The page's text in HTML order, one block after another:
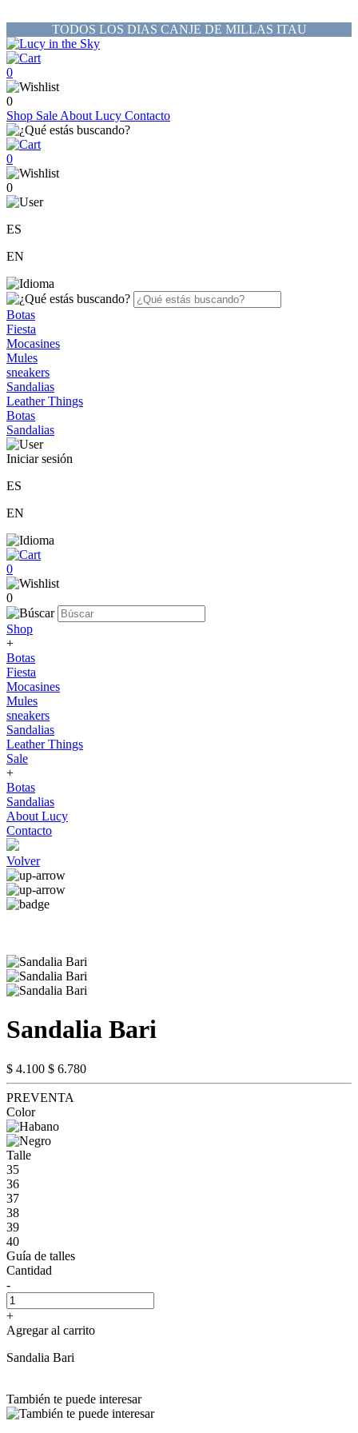
TODOS LOS DIAS CANJE DE MILLAS ITAU
0
0
Shop Sale About Lucy Contacto
0
0
ES
EN
Botas
Fiesta
Mocasines
Mules
sneakers
Sandalias
Leather Things
Botas
Sandalias
Iniciar sesión
ES
EN
0
0
Shop
+
Botas
Fiesta
Mocasines
Mules
sneakers
Sandalias
Leather Things
Sale
+
Botas
Sandalias
About Lucy
Contacto
Volver
Sandalia Bari
$ 4.100 $ 6.780
PREVENTA
Color
Talle
35
36
37
38
39
40
Guía de talles
Cantidad
-
+
Agregar al carrito
Sandalia Bari
También te puede interesar